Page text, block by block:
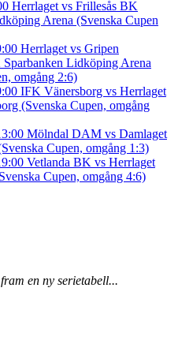
Herrlaget vs Frillesås BK
Arena (Svenska Cupen
Herrlaget vs Gripen
Sparbanken Lidköping Arena
omgång 2:6)
IFK Vänersborg vs Herrlaget
(Svenska Cupen, omgång
Mölndal DAM vs Damlaget
Cupen, omgång 1:3)
Vetlanda BK vs Herrlaget
Cupen, omgång 4:6)
en ny serietabell...